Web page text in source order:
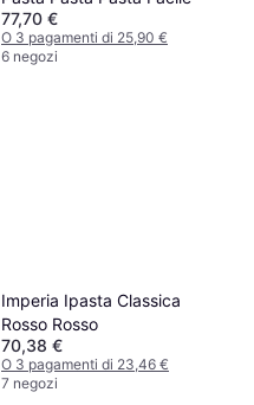
77,70 €
O 3 pagamenti di 25,90 €
6 negozi
Imperia Ipasta Classica
Rosso Rosso
70,38 €
O 3 pagamenti di 23,46 €
7 negozi